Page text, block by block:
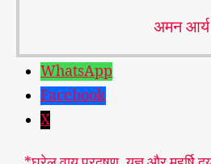
अमन आर्य
WhatsApp
Facebook
X